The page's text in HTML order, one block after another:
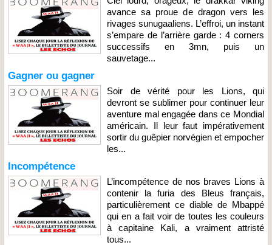
avance sa proue de dragon vers les
rivages sunugaaliens. L’effroi, un instant
s’empare de l’arrière garde : 4 corners
successifs en 3mn, puis un
sauvetage...
Gagner ou gagner
Soir de vérité pour les Lions, qui
devront se sublimer pour continuer leur
aventure mal engagée dans ce Mondial
américain. Il leur faut impérativement
sortir du guêpier norvégien et empocher
les...
Incompétence
L’incompétence de nos braves Lions à
contenir la furia des Bleus français,
particulièrement ce diable de Mbappé
qui en a fait voir de toutes les couleurs
à capitaine Kali, a vraiment attristé
tous...